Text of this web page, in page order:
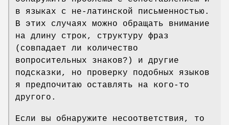
в языках с не-латинской письменностью.
В этих случаях можно обращать внимание
на длину строк, структуру фраз
(совпадает ли количество
вопросительных знаков?) и другие
подсказки, но проверку подобных языков
я предпочитаю оставлять на кого-то
другого.
Если вы обнаружите несоответствия, то